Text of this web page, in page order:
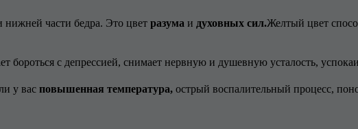
нижней части бедра. Это цвет разума и духовных сил.Желтый цвет
бороться с депрессией, снимает нервную и душевную усталость,
у вас повышенная температура, острый воспалительный процесс,